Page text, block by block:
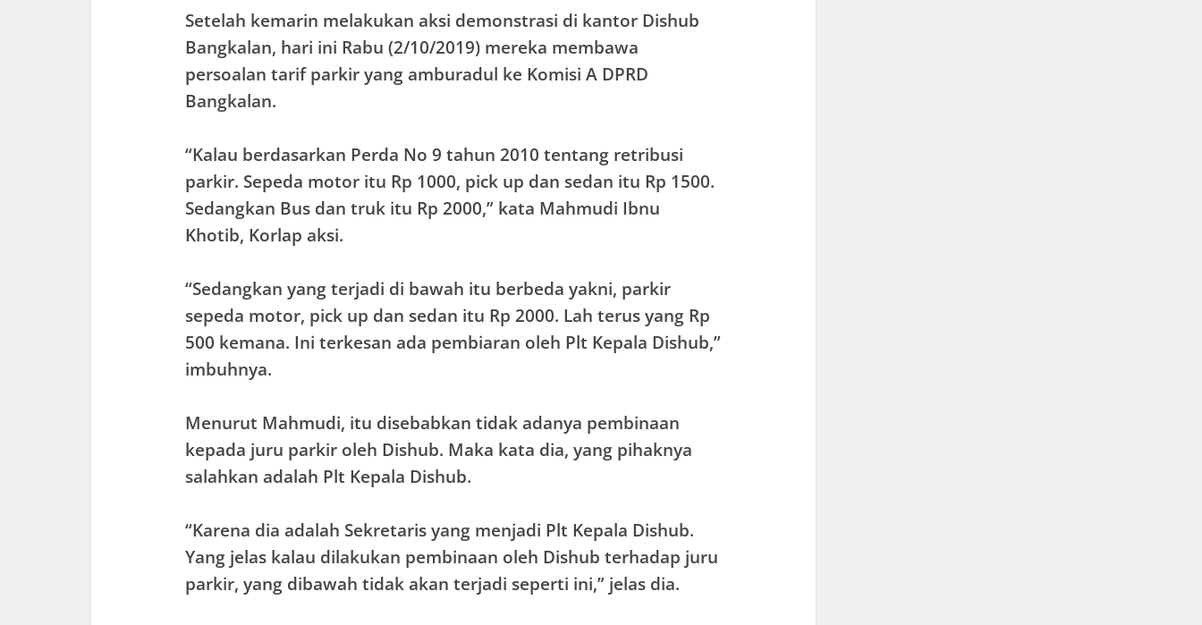
Setelah kemarin melakukan aksi demonstrasi di kantor Dishub
Bangkalan, hari ini Rabu (2/10/2019) mereka membawa
persoalan tarif parkir yang amburadul ke Komisi A DPRD
Bangkalan.
“Kalau berdasarkan Perda No 9 tahun 2010 tentang retribusi
parkir. Sepeda motor itu Rp 1000, pick up dan sedan itu Rp 1500.
Sedangkan Bus dan truk itu Rp 2000,” kata Mahmudi Ibnu
Khotib, Korlap aksi.
“Sedangkan yang terjadi di bawah itu berbeda yakni, parkir
sepeda motor, pick up dan sedan itu Rp 2000. Lah terus yang Rp
500 kemana. Ini terkesan ada pembiaran oleh Plt Kepala Dishub,”
imbuhnya.
Menurut Mahmudi, itu disebabkan tidak adanya pembinaan
kepada juru parkir oleh Dishub. Maka kata dia, yang pihaknya
salahkan adalah Plt Kepala Dishub.
“Karena dia adalah Sekretaris yang menjadi Plt Kepala Dishub.
Yang jelas kalau dilakukan pembinaan oleh Dishub terhadap juru
parkir, yang dibawah tidak akan terjadi seperti ini,” jelas dia.